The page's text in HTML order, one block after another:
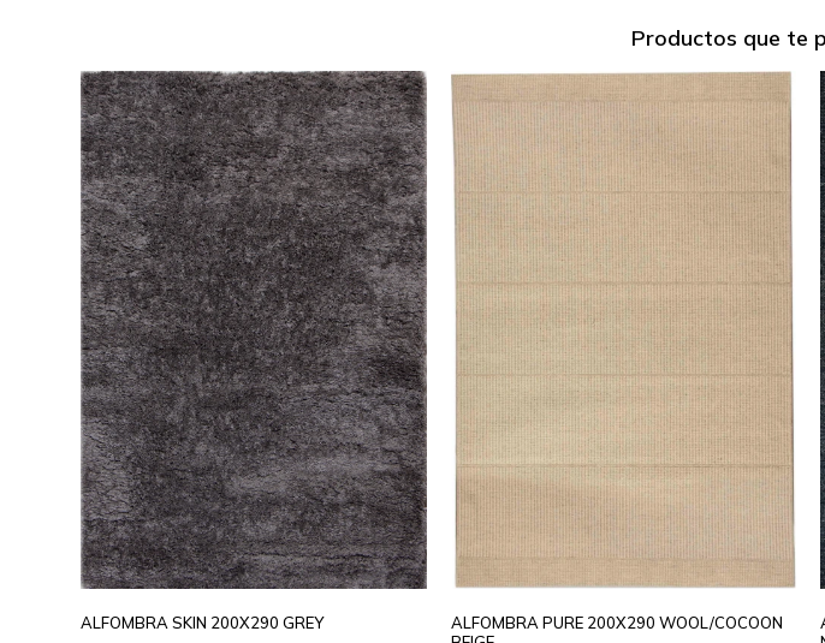
Productos que te
ALFOMBRA SKIN 200X290 GREY
ALFOMBRA PURE 200X290 WOOL/COCOON